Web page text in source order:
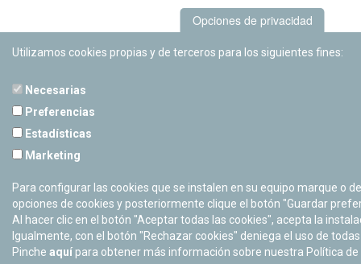
Opciones de privacidad
Utilizamos cookies propias y de terceros para los siguientes fines:
Necesarias
Preferencias
Estadísticas
Marketing
Para configurar las cookies que se instalen en su equipo marque o
opciones de cookies y posteriormente clique el botón "Guardar
Al hacer clic en el botón "Aceptar todas las cookies", acepta la
Igualmente, con el botón "Rechazar cookies" deniega el uso de
Pinche aquí para obtener más información sobre nuestra Política de